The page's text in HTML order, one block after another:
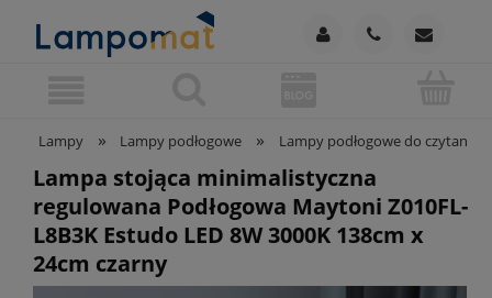
Lampy » Lampy podłogowe » Lampy podłogowe do czytania
Lampa stojąca minimalistyczna
regulowana Podłogowa Maytoni Z010FL-
L8B3K Estudo LED 8W 3000K 138cm x
24cm czarny